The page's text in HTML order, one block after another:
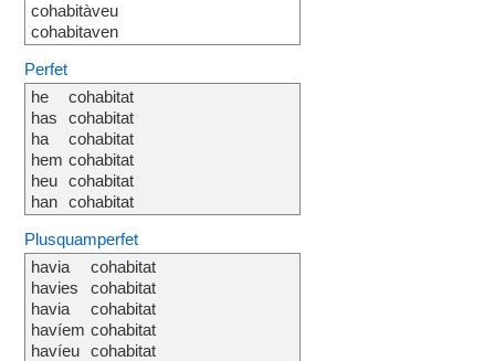
cohabitàveu
cohabitaven
Perfet
he
has
ha
hem
heu
han
cohabitat
cohabitat
cohabitat
cohabitat
cohabitat
cohabitat
Plusquamperfet
havia
havies
havia
havíem
havíeu
cohabitat
cohabitat
cohabitat
cohabitat
cohabitat